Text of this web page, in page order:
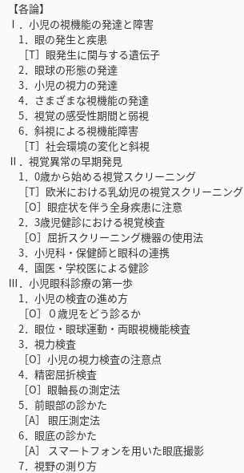
【各論】
Ⅰ．小児の視機能の発達と障害
1．眼の発生と疾患
［T］眼発生に関与する遺伝子
2．眼球の形態の発達
3．小児の視力の発達
4．さまざまな視機能の発達
5．視覚の感受性期間と弱視
6．斜視による視機能障害
［T］社会環境の変化と斜視
Ⅱ．視覚異常の早期発見
1．0歳から始める視覚スクリーニング
［T］欧米における乳幼児の視覚スクリーニング
［O］眼症状を伴う全身疾患に注意
2．3歳児健診における視覚検査
［O］屈折スクリーニング機器の使用法
3．小児科・保健師と眼科の連携
4．園医・学校医による健診
Ⅲ．小児眼科診療の第一歩
1．小児の検査の進め方
［O］０歳児をどう診るか
2．眼位・眼球運動・両眼視機能検査
3．視力検査
［O］小児の視力検査の注意点
4．精密屈折検査
［O］眼軸長の測定法
5．前眼部の診かた
［A］ 眼圧測定法
6．眼底の診かた
［A］ スマートフォンを用いた眼底撮影
7．視野の測り方